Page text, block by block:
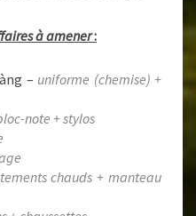
à amener:
– uniforme (chemise) +
note + stylos
chauds + manteau